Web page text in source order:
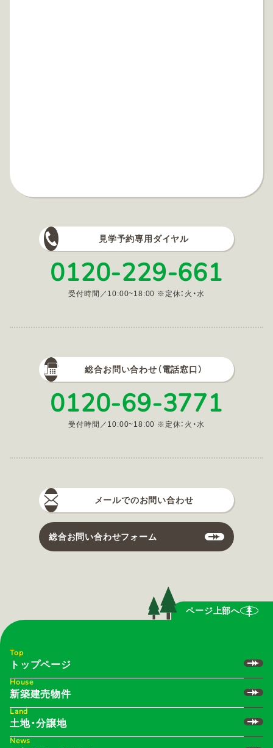
見学予約専用ダイヤル
0120-229-661
受付時間／10:00~18:00 ※定休：火・水
総合お問い合わせ（電話窓口）
0120-69-3771
受付時間／10:00~18:00 ※定休：火・水
メールでのお問い合わせ
総合お問い合わせフォーム
ページ上部へ
Top
トップページ
House
新築建売物件
Land
土地・分譲地
News